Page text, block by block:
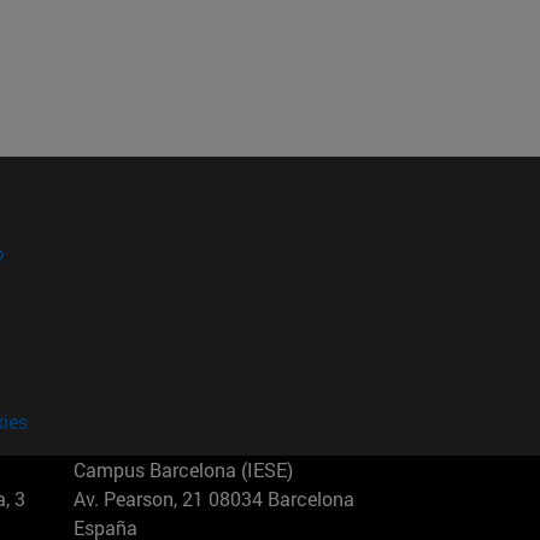
3
Campus Barcelona (IESE)
Av. Pearson, 21 08034 Barcelona
España